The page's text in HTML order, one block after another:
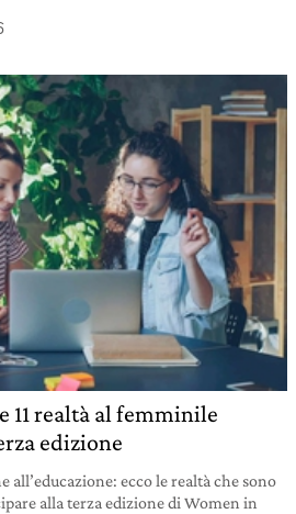
11 realtà al femminile
edizione
all’educazione: ecco le realtà che sono
alla terza edizione di Women in